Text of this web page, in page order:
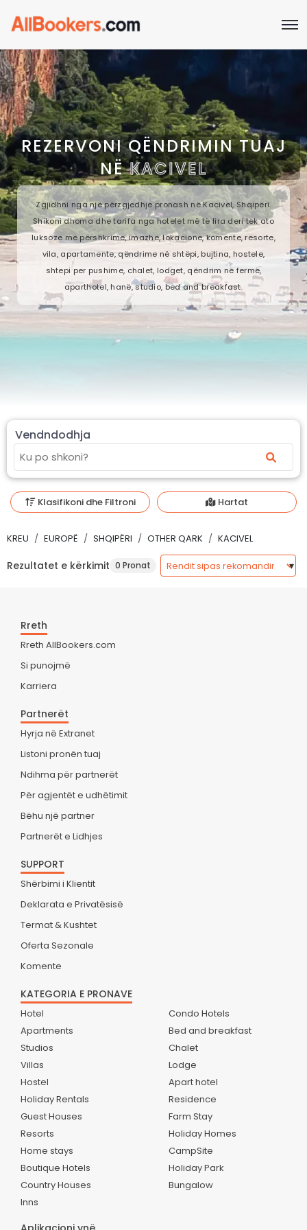
REZERVONI QËNDRIMIN TUAJ
NËKACIVEL
Zgjidhni nga një përzgjedhje pronash në Kacivel, Shqipëri.
Shikoni dhoma dhe tarifa nga hotelet më të lira deri tek ato
luksoze me përshkrime, imazhe, lokacione, komente, resorte,
vila, apartamente, qëndrime në shtëpi, bujtina, hostele,
shtepi per pushime, chalet, lodget, qëndrim në fermë,
aparthotel, hanë, studio, bed and breakfast.
Vendndodhja
Klasifikoni dhe Filtroni Hartat
KREU EUROPË SHQIPËRI OTHER QARK KACIVEL
Rezultatet e kërkimit 0 Pronat
Rreth
Rreth AllBookers.com
Si punojmë
Karriera
Partnerët
Hyrja në Extranet
Listoni pronën tuaj
Ndihma për partnerët
Për agjentët e udhëtimit
Bëhu një partner
Partnerët e Lidhjes
SUPPORT
Shërbimi i Klientit
Deklarata e Privatësisë
Termat & Kushtet
Oferta Sezonale
Komente
KATEGORIA E PRONAVE
Hotel
Apartments
Studios
Villas
Hostel
Holiday Rentals
Guest Houses
Resorts
Home stays
Boutique Hotels
Country Houses
Inns
Condo Hotels
Bed and breakfast
Chalet
Lodge
Apart hotel
Residence
Farm Stay
Holiday Homes
CampSite
Holiday Park
Bungalow